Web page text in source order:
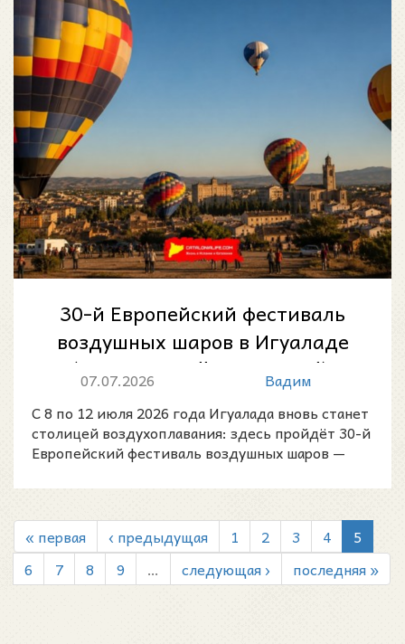
30-й Европейский фестиваль
воздушных шаров в Игуаладе
(European Balloon Festival):
07.07.2026
Вадим
С 8 по 12 июля 2026 года Игуалада вновь станет
столицей воздухоплавания: здесь пройдёт 30-й
Европейский фестиваль воздушных шаров —
« первая ‹ предыдущая 1 2 3 4
5
6
7 8 9 … следующая › последняя »